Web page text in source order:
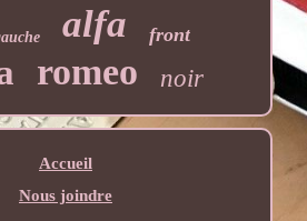
alfa front
romeo noir
Accueil
Nous joindre